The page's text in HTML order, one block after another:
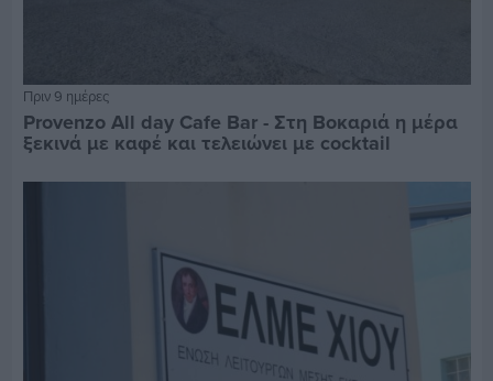
Πριν 9 ημέρες
Provenzo All day Cafe Bar - Στη Βοκαριά η μέρα
ξεκινά με καφέ και τελειώνει με cocktail